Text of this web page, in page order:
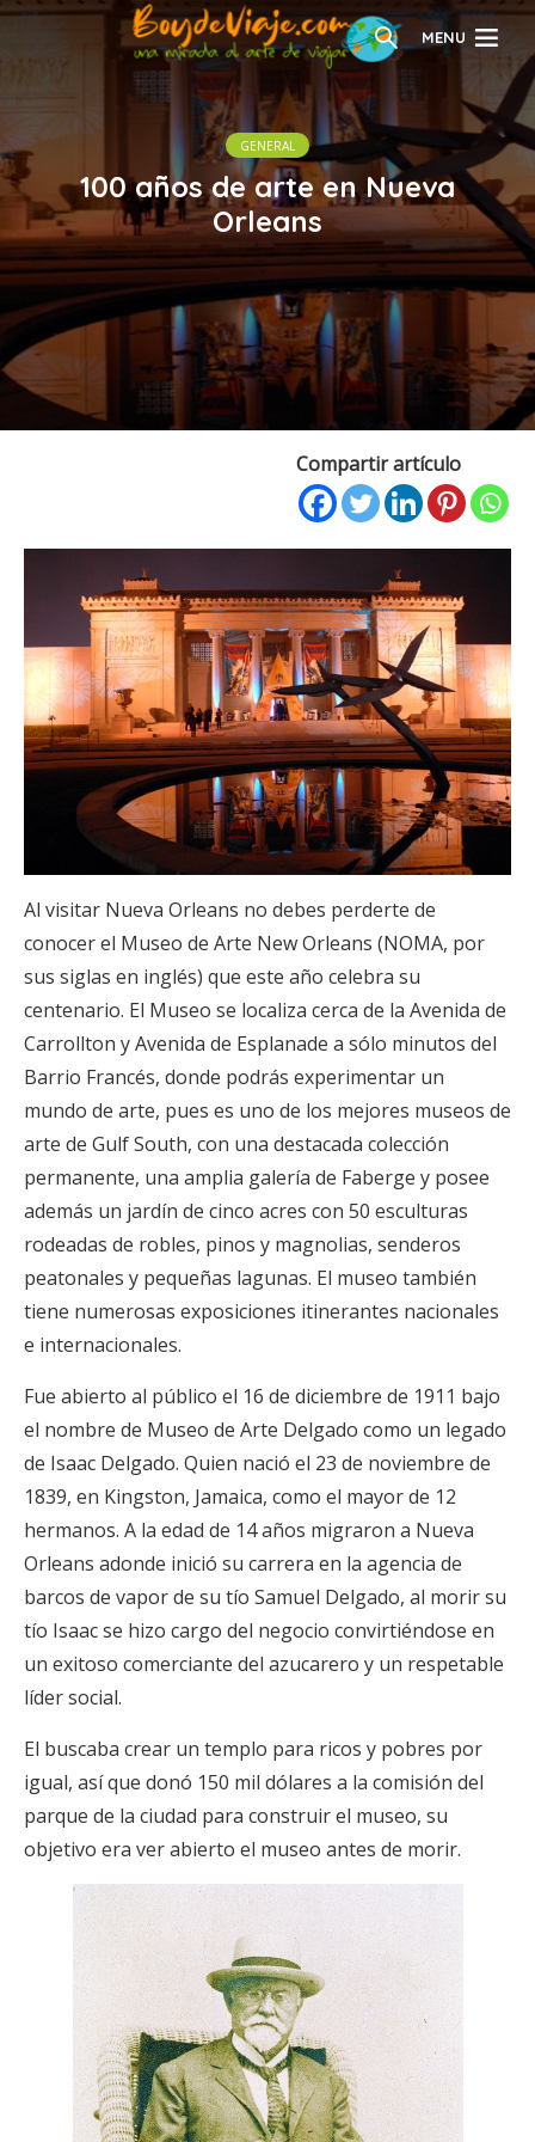
MENU
GENERAL
100 años de arte en Nueva
Orleans
Compartir artículo
Al visitar Nueva Orleans no debes perderte de
conocer el Museo de Arte New Orleans (NOMA, por
sus siglas en inglés) que este año celebra su
centenario. El Museo se localiza cerca de la Avenida de
Carrollton y Avenida de Esplanade a sólo minutos del
Barrio Francés, donde podrás experimentar un
mundo de arte, pues es uno de los mejores museos de
arte de Gulf South, con una destacada colección
permanente, una amplia galería de Faberge y posee
además un jardín de cinco acres con 50 esculturas
rodeadas de robles, pinos y magnolias, senderos
peatonales y pequeñas lagunas. El museo también
tiene numerosas exposiciones itinerantes nacionales
e internacionales.
Fue abierto al público el 16 de diciembre de 1911 bajo
el nombre de Museo de Arte Delgado como un legado
de Isaac Delgado. Quien nació el 23 de noviembre de
1839, en Kingston, Jamaica, como el mayor de 12
hermanos. A la edad de 14 años migraron a Nueva
Orleans adonde inició su carrera en la agencia de
barcos de vapor de su tío Samuel Delgado, al morir su
tío Isaac se hizo cargo del negocio convirtiéndose en
un exitoso comerciante del azucarero y un respetable
líder social.
El buscaba crear un templo para ricos y pobres por
igual, así que donó 150 mil dólares a la comisión del
parque de la ciudad para construir el museo, su
objetivo era ver abierto el museo antes de morir.